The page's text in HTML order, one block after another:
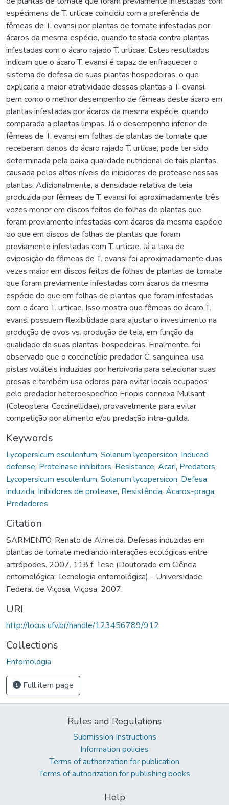
espécimens de T. urticae coincidiu com a preferência de
fêmeas de T. evansi por plantas de tomate infestadas por
ácaros da mesma espécie, quando testada contra plantas
infestadas com o ácaro rajado T. urticae. Estes resultados
indicam que o ácaro T. evansi é capaz de enfraquecer o
sistema de defesa de suas plantas hospedeiras, o que
explicaria a maior atratividade dessas plantas a T. evansi,
bem como o melhor desempenho de fêmeas deste ácaro em
plantas infestadas por ácaros da mesma espécie, quando
comparada a plantas limpas. Já o desempenho inferior de
fêmeas de T. evansi em folhas de plantas de tomate que
receberam danos do ácaro rajado T. urticae, pode ter sido
determinada pela baixa qualidade nutricional de tais plantas,
causada pelos altos níveis de inibidores de protease nessas
plantas. Adicionalmente, a densidade relativa de teia
produzida por fêmeas de T. evansi foi aproximadamente três
vezes menor em discos feitos de folhas de plantas que
foram previamente infestadas com ácaros da mesma espécie
do que em discos de folhas de plantas que foram
previamente infestadas com T. urticae. Já a taxa de
oviposição de fêmeas de T. evansi foi aproximadamente duas
vezes maior em discos feitos de folhas de plantas de tomate
que foram previamente infestadas com ácaros da mesma
espécie do que em folhas de plantas que foram infestadas
com o ácaro T. urticae. Isso mostra que fêmeas do ácaro T.
evansi possuem flexibilidade para ajustar o investimento na
produção de ovos vs. produção de teia, em função da
qualidade de suas plantas-hospedeiras. Finalmente, foi
observado que o coccinelídio predador C. sanguinea, usa
pistas voláteis induzidas por herbivoria para selecionar suas
presas e também usa odores para evitar locais ocupados
pelo predador heteroespecífico Eriopis connexa Mulsant
(Coleoptera: Coccinellidae), provavelmente para evitar
competição por alimento e/ou predação intra-guilda.
Keywords
Lycopersicum esculentum, Solanum lycopersicon, Induced
defense, Proteinase inhibitors, Resistance, Acari, Predators,
Lycopersicum esculentum, Solanum lycopersicon, Defesa
induzida, Inibidores de protease, Resistência, Ácaros-praga,
Predadores
Citation
SARMENTO, Renato de Almeida. Defesas induzidas em
plantas de tomate mediando interações ecológicas entre
artrópodes. 2007. 118 f. Tese (Doutorado em Ciência
entomológica; Tecnologia entomológica) - Universidade
Federal de Viçosa, Viçosa, 2007.
URI
http://locus.ufv.br/handle/123456789/912
Collections
Entomologia
Full item page
Rules and Regulations
Submission Instructions
Information policies
Terms of authorization for publication
Terms of authorization for publishing books
Help